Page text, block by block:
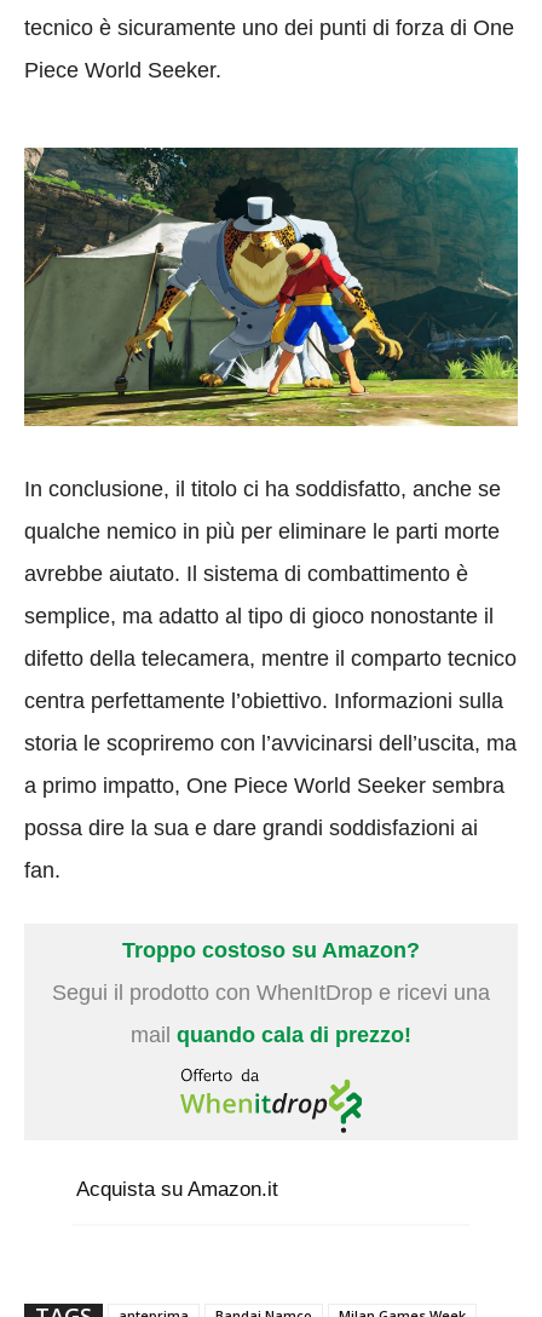
tecnico è sicuramente uno dei punti di forza di One
Piece World Seeker.
In conclusione, il titolo ci ha soddisfatto, anche se
qualche nemico in più per eliminare le parti morte
avrebbe aiutato. Il sistema di combattimento è
semplice, ma adatto al tipo di gioco nonostante il
difetto della telecamera, mentre il comparto tecnico
centra perfettamente l’obiettivo. Informazioni sulla
storia le scopriremo con l’avvicinarsi dell’uscita, ma
a primo impatto, One Piece World Seeker sembra
possa dire la sua e dare grandi soddisfazioni ai
fan.
Troppo costoso su Amazon?
Segui il prodotto con WhenItDrop e ricevi una
mail quando cala di prezzo!
Acquista su Amazon.it